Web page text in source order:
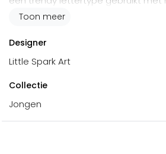
dit aanpassen naar bijvoorbeeld
het design weer terug maar dan in
vosje.
Toon meer
Designer
Little Spark Art
Collectie
Jongen